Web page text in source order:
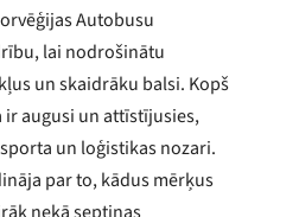
Autobusu
lai nodrošinātu
un skaidrāku balsi. Kopš
augusi un attīstījusies,
un loģistikas nozari.
par to, kādus mērķus